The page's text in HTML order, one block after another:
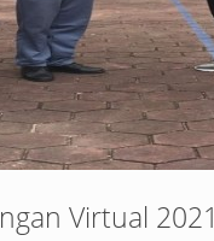
Virtual 2021